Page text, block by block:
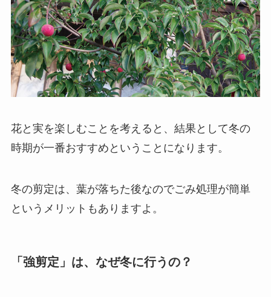
花と実を楽しむことを考えると、結果として冬の
時期が一番おすすめということになります。
冬の剪定は、葉が落ちた後なのでごみ処理が簡単
というメリットもありますよ。
「強剪定」は、なぜ冬に行うの？